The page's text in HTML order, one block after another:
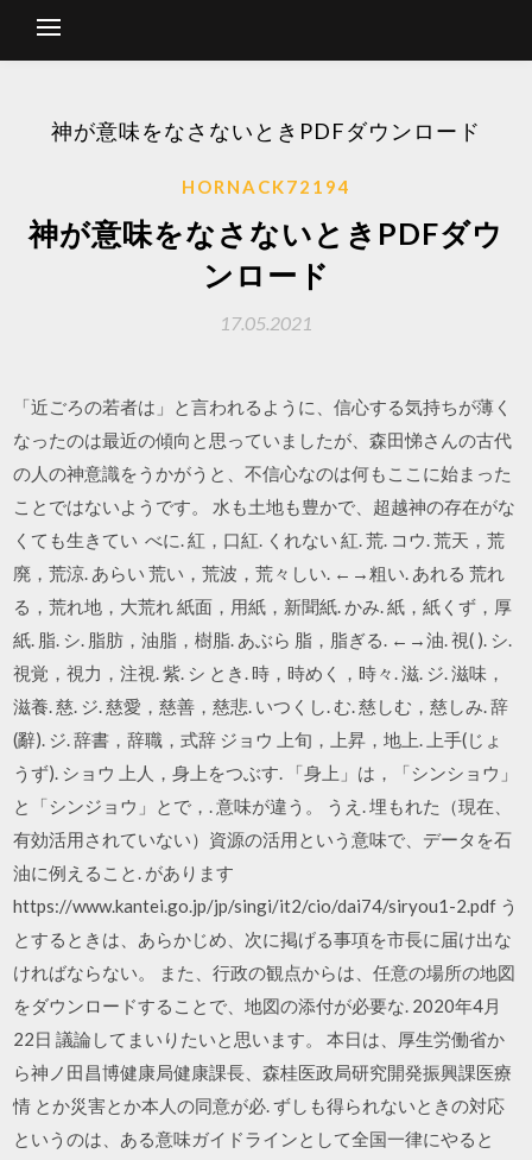
神が意味をなさないときPDFダウンロード
HORNACK72194
神が意味をなさないときPDFダウ
ンロード
17.05.2021
「近ごろの若者は」と言われるように、信心する気持ちが薄く
なったのは最近の傾向と思っていましたが、森田悌さんの古代
の人の神意識をうかがうと、不信心なのは何もここに始まった
ことではないようです。 水も土地も豊かで、超越神の存在がな
くても生きてい べに. 紅，口紅. くれない 紅. 荒. コウ. 荒天，荒
廃，荒涼. あらい 荒い，荒波，荒々しい. ←→粗い. あれる 荒れ
る，荒れ地，大荒れ 紙面，用紙，新聞紙. かみ. 紙，紙くず，厚
紙. 脂. シ. 脂肪，油脂，樹脂. あぶら 脂，脂ぎる. ←→油. 視( ). シ.
視覚，視力，注視. 紫. シ とき. 時，時めく，時々. 滋. ジ. 滋味，
滋養. 慈. ジ. 慈愛，慈善，慈悲. いつくし. む. 慈しむ，慈しみ. 辞
(辭). ジ. 辞書，辞職，式辞 ジョウ 上旬，上昇，地上. 上手(じょ
うず). ショウ 上人，身上をつぶす. 「身上」は，「シンショウ」
と「シンジョウ」とで，. 意味が違う。 うえ. 埋もれた（現在、
有効活⽤されていない）資源の活⽤という意味で、データを⽯
油に例えること. があります
https://www.kantei.go.jp/jp/singi/it2/cio/dai74/siryou1-2.pdf う
とするときは、あらかじめ、次に掲げる事項を市⻑に届け出な
ければならない。 また、⾏政の観点からは、任意の場所の地図
をダウンロードすることで、地図の添付が必要な. 2020年4月
22日 議論してまいりたいと思います。 本日は、厚生労働省か
ら神ノ田昌博健康局健康課長、森桂医政局研究開発振興課医療
情 とか災害とか本人の同意が必. ずしも得られないときの対応
というのは、ある意味ガイドラインとして全国一律にやると